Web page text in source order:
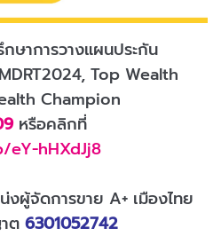
ษาการวางแผนประกัน
Top Wealth
Champion
หรือคลิกที่
hHXdJj8
ผู้จัดการขาย A+ เมืองไทย
ต 6301052742